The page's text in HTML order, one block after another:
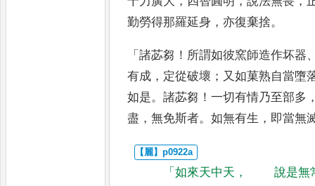
勤勞得那羅延身 ，亦復棄捨。
「諸苾芻 ！ 所謂如彼窯師造作坏器
有成 ， 定從破壞 ； 又如菓熟自當墮
如是。諸苾芻 ！一切有情乃至部多
盡 ，無免斯者。如無有生 ， 即當無
「如來天中天 ，
說是無